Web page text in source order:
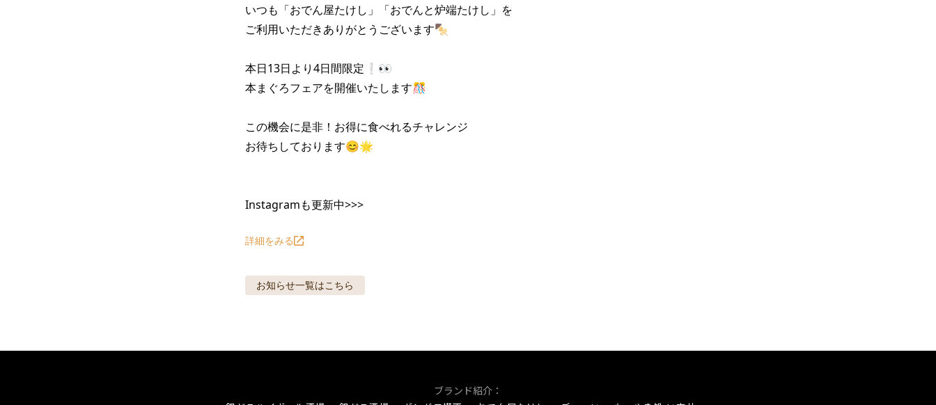
いつも「おでん屋たけし」「おでんと炉端たけし」を
ご利用いただきありがとうございます🍢
本日13日より4日間限定❕👀
本まぐろフェアを開催いたします🎊
この機会に是非！お得に食べれるチャレンジ
お待ちしております😊🌟
Instagramも更新中>>>
詳細をみる
お知らせ一覧はこちら
ブランド紹介：